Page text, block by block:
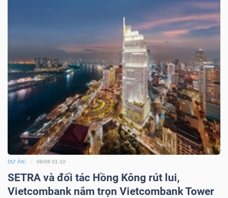
DỰ ÁN 06/08 01:10
SETRA và đối tác Hồng Kông rút lui,
Vietcombank nắm trọn Vietcombank Tower
đầu
tư